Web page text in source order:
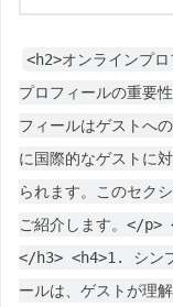
<h2>オンラインプ
プロフィールの重要
フィールはゲストへ
に国際的なゲストに
られます。このセク
ご紹介します。</p>
</h3> <h4>1. シン
ールは、ゲストが理